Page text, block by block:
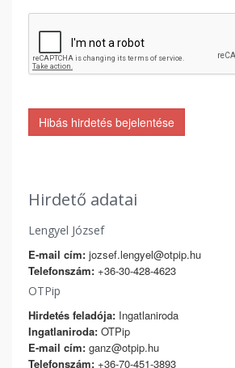
Hibás hirdetés bejelentése
Hirdető adatai
Lengyel József
E-mail cím: jozsef.lengyel@otpip.hu
Telefonszám: +36-30-428-4623
OTPip
Hirdetés feladója: Ingatlaniroda
Ingatlaniroda: OTPip
E-mail cím: ganz@otpip.hu
Telefonszám: +36-70-451-3893